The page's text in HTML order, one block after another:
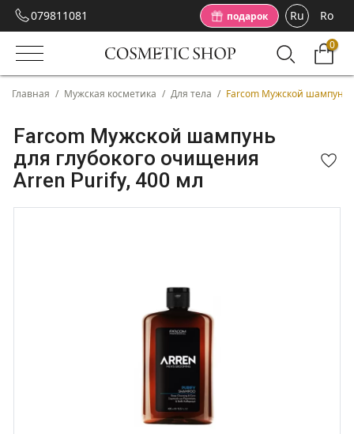
079811081 подарок Ru Ro
0
Главная / Мужская косметика / Для тела / Farcom Мужской шампунь
Farcom Мужской шампунь
для глубокого очищения
Arren Purify, 400 мл